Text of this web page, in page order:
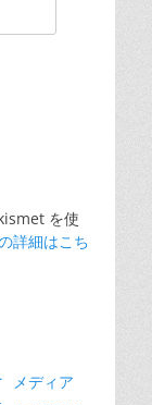
を使
詳細はこち
メディア